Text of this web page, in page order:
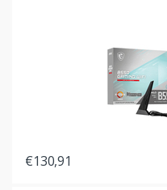
€130,91